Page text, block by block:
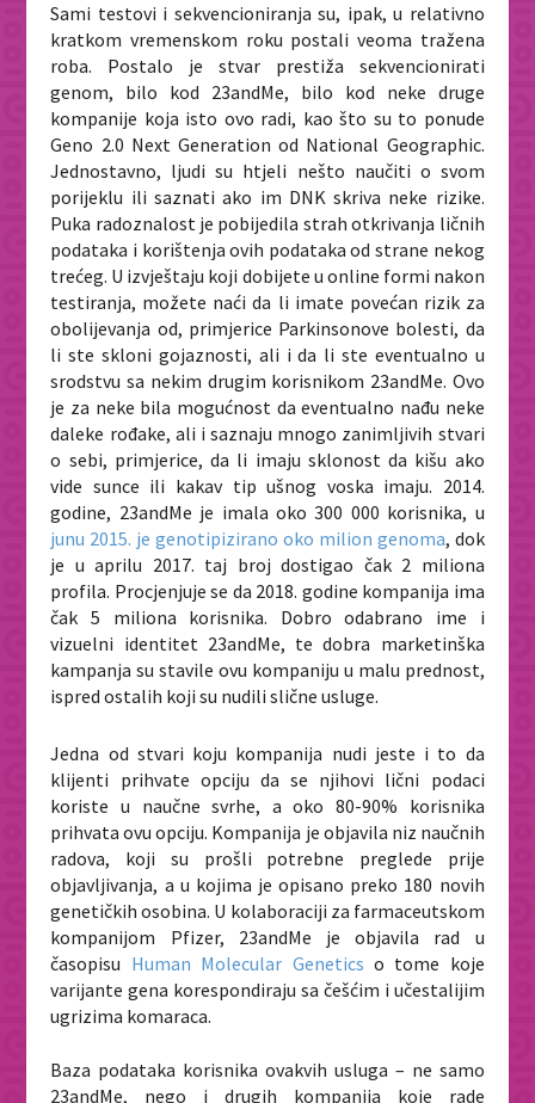
Sami testovi i sekvencioniranja su, ipak, u relativno
kratkom vremenskom roku postali veoma tražena
roba. Postalo je stvar prestiža sekvencionirati
genom, bilo kod 23andMe, bilo kod neke druge
kompanije koja isto ovo radi, kao što su to ponude
Geno 2.0 Next Generation od National Geographic.
Jednostavno, ljudi su htjeli nešto naučiti o svom
porijeklu ili saznati ako im DNK skriva neke rizike.
Puka radoznalost je pobijedila strah otkrivanja ličnih
podataka i korištenja ovih podataka od strane nekog
trećeg. U izvještaju koji dobijete u online formi nakon
testiranja, možete naći da li imate povećan rizik za
obolijevanja od, primjerice Parkinsonove bolesti, da
li ste skloni gojaznosti, ali i da li ste eventualno u
srodstvu sa nekim drugim korisnikom 23andMe. Ovo
je za neke bila mogućnost da eventualno nađu neke
daleke rođake, ali i saznaju mnogo zanimljivih stvari
o sebi, primjerice, da li imaju sklonost da kišu ako
vide sunce ili kakav tip ušnog voska imaju. 2014.
godine, 23andMe je imala oko 300 000 korisnika, u
junu 2015. je genotipizirano oko milion genoma, dok
je u aprilu 2017. taj broj dostigao čak 2 miliona
profila. Procjenjuje se da 2018. godine kompanija ima
čak 5 miliona korisnika. Dobro odabrano ime i
vizuelni identitet 23andMe, te dobra marketinška
kampanja su stavile ovu kompaniju u malu prednost,
ispred ostalih koji su nudili slične usluge.
Jedna od stvari koju kompanija nudi jeste i to da
klijenti prihvate opciju da se njihovi lični podaci
koriste u naučne svrhe, a oko 80-90% korisnika
prihvata ovu opciju. Kompanija je objavila niz naučnih
radova, koji su prošli potrebne preglede prije
objavljivanja, a u kojima je opisano preko 180 novih
genetičkih osobina. U kolaboraciji za farmaceutskom
kompanijom Pfizer, 23andMe je objavila rad u
časopisu Human Molecular Genetics o tome koje
varijante gena korespondiraju sa češćim i učestalijim
ugrizima komaraca.
Baza podataka korisnika ovakvih usluga – ne samo
23andMe, nego i drugih kompanija koje rade